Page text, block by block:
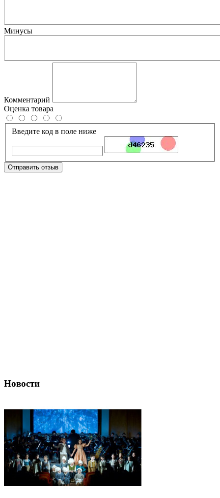
Минусы
Комментарий
Оценка товара
Введите код в поле ниже
Отправить отзыв
Новости